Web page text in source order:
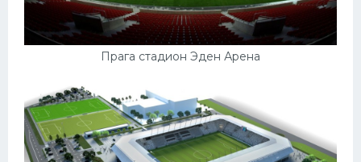
Прага стадион Эден Арена